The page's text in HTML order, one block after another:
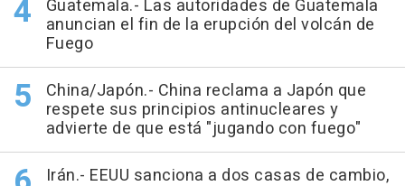
Guatemala.- Las autoridades de Guatemala
anuncian el fin de la erupción del volcán de
Fuego
China/Japón.- China reclama a Japón que
respete sus principios antinucleares y
advierte de que está "jugando con fuego"
Irán.- EEUU sanciona a dos casas de cambio,